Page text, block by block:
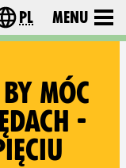
your
pl Menu
MÓC
-